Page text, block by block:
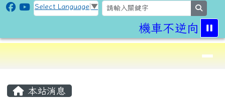
跳至主內容區
CLPS Site
Select Language ▼
機車不逆向,行
⏸
導覽列
本站消息